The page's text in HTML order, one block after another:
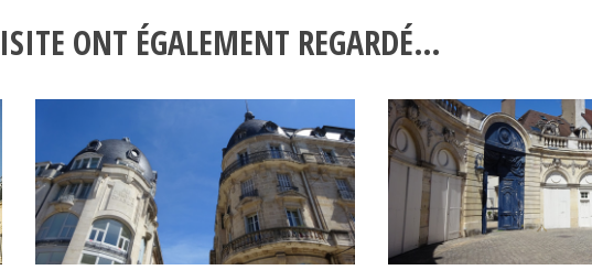
ONT ÉGALEMENT REGARDÉ…